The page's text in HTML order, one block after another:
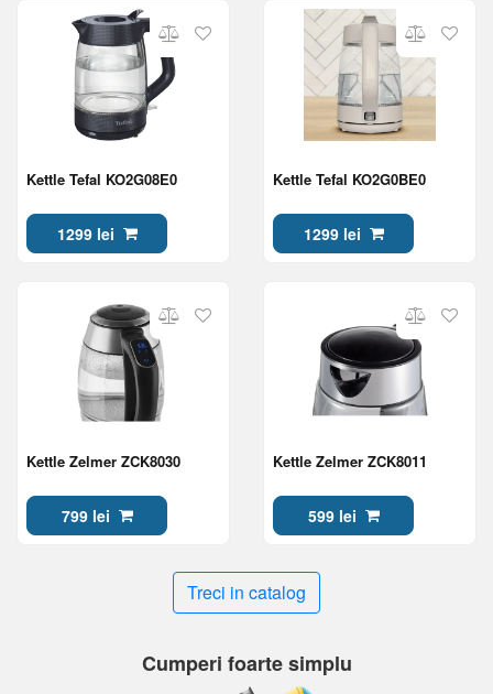
Kettle Tefal KO2G08E0
1299 lei
Kettle Tefal KO2G0BE0
1299 lei
Kettle Zelmer ZCK8030
799 lei
Kettle Zelmer ZCK8011
599 lei
Treci in catalog
Cumperi foarte simplu